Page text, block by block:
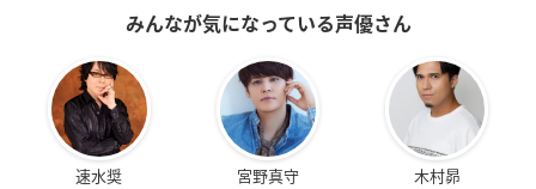
みんなが気になっている声優さん
速水奨 宮野真守 木村昴